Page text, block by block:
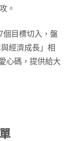
。
個目標切入，盤
經濟成長」相
心碼，提供給大